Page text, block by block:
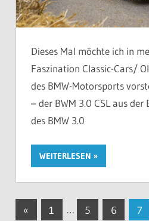
Dieses Mal möchte ich in
Faszination Classic-Cars/
des BMW-Motorsports
– der BWM 3.0 CSL aus der
des BMW 3.0
WEITERLESEN
« Vorherige
1 … 5 6 7